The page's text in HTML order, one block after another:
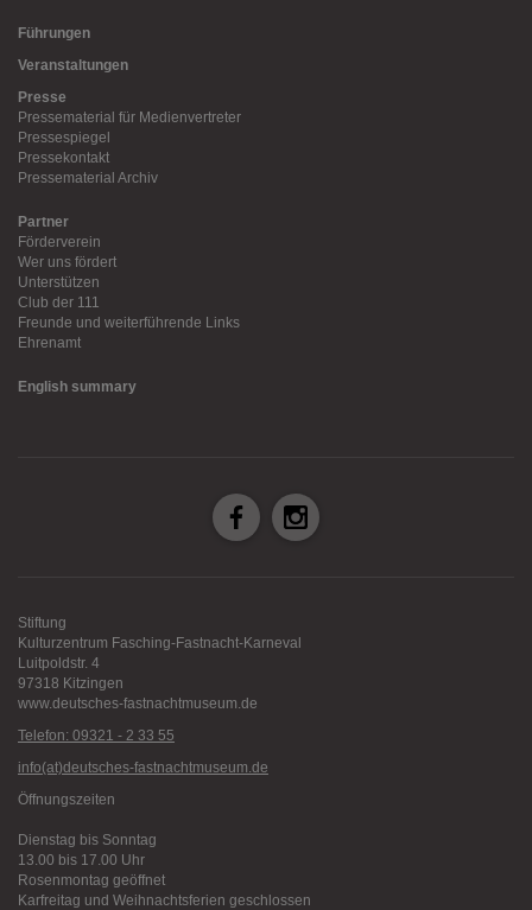
Führungen
Veranstaltungen
Presse
Pressematerial für Medienvertreter
Pressespiegel
Pressekontakt
Pressematerial Archiv
Partner
Förderverein
Wer uns fördert
Unterstützen
Club der 111
Freunde und weiterführende Links
Ehrenamt
English summary
Stiftung
Kulturzentrum Fasching-Fastnacht-Karneval
Luitpoldstr. 4
97318 Kitzingen
www.deutsches-fastnachtmuseum.de
Telefon: 09321 - 2 33 55
info(at)deutsches-fastnachtmuseum.de
Öffnungszeiten
Dienstag bis Sonntag
13.00 bis 17.00 Uhr
Rosenmontag geöffnet
Karfreitag und Weihnachtsferien geschlossen